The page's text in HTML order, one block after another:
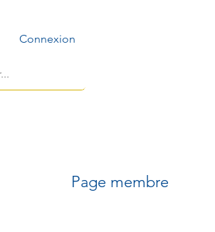
Connexion
Page membre